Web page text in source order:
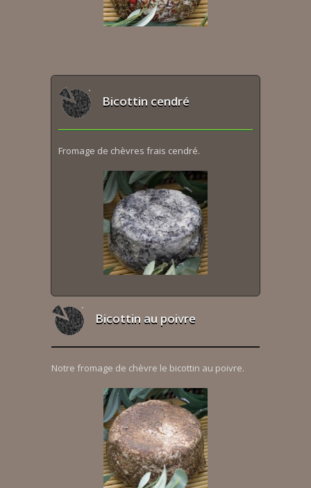
Bicottin cendré
Fromage de chèvres frais cendré.
Bicottin au poivre
Notre fromage de chèvre le bicottin au poivre.